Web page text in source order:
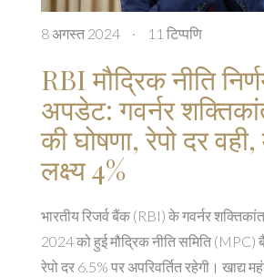
8 अगस्त 2024 · 11 टिप्पणि
RBI मौद्रिक नीति
अपडेट: गवर्नर
की घोषणा, रेपो दर
लक्ष्य 4%
भारतीय रिजर्व बैंक (RBI) के गवर्नर
2024 को हुई मौद्रिक नीति समिति (MPC)
रेपो दर 6.5% पर अपरिवर्तित रहेगी। खाद्य